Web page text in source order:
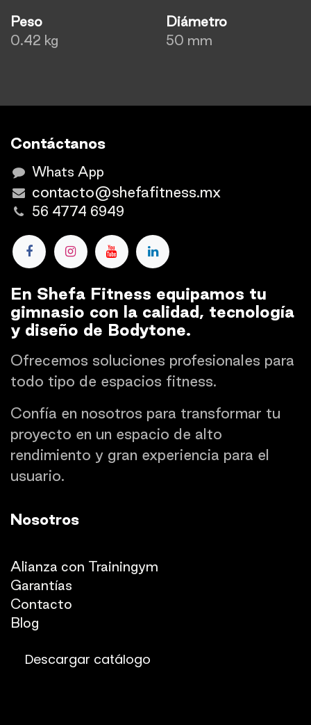
Peso
0.42 kg
Diámetro
50 mm
Contáctanos
Whats App
contacto@shefafitness.mx
56 4774 6949
En Shefa Fitness equipamos tu
gimnasio con la calidad, tecnología
y diseño de Bodytone.
Ofrecemos soluciones profesionales para
todo tipo de espacios fitness.
Confía en nosotros para transformar tu
proyecto en un espacio de alto
rendimiento y gran experiencia para el
usuario.
Nosotros
Alianza con Trainingym
Garantías
Con​tacto
Blog​​
Descargar catálogo